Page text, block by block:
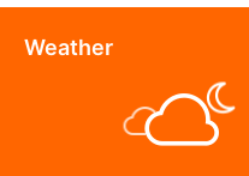
मीडिएशन
3.0
Weather